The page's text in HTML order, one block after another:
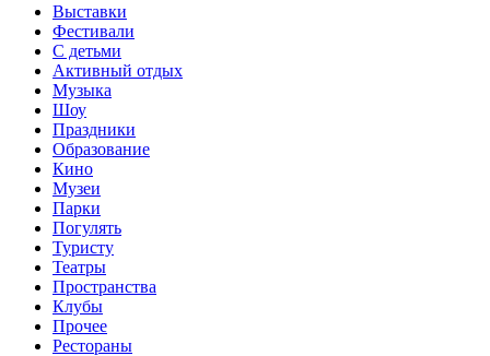
Выставки
Фестивали
С детьми
Активный отдых
Музыка
Шоу
Праздники
Образование
Кино
Музеи
Парки
Погулять
Туристу
Театры
Пространства
Клубы
Прочее
Рестораны